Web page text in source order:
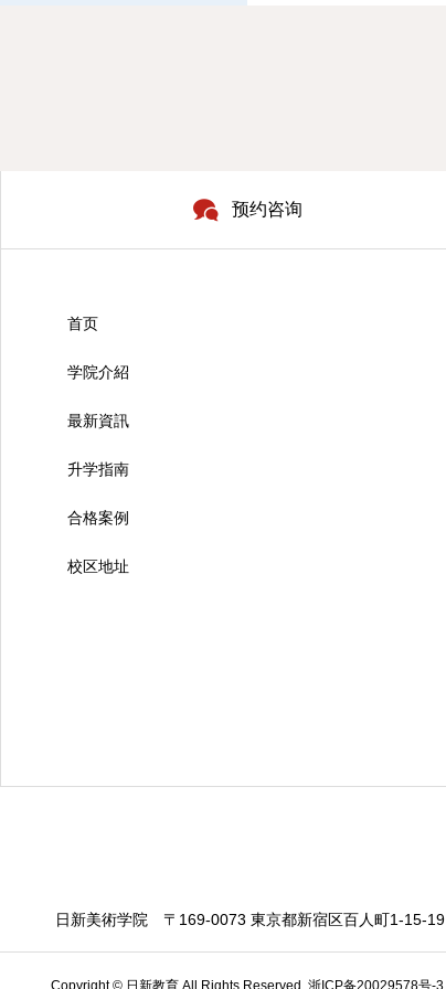
预约咨询
首页
学院介紹
最新資訊
升学指南
合格案例
校区地址
日新美術学院 〒169-0073 東京都新宿区百人町1-15-19
Copyright © 日新教育 All Rights Reserved. 浙ICP备20029578号-3